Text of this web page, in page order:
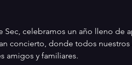
celebramos un año lleno de
concierto, donde todos nuestros
amigos y familiares.